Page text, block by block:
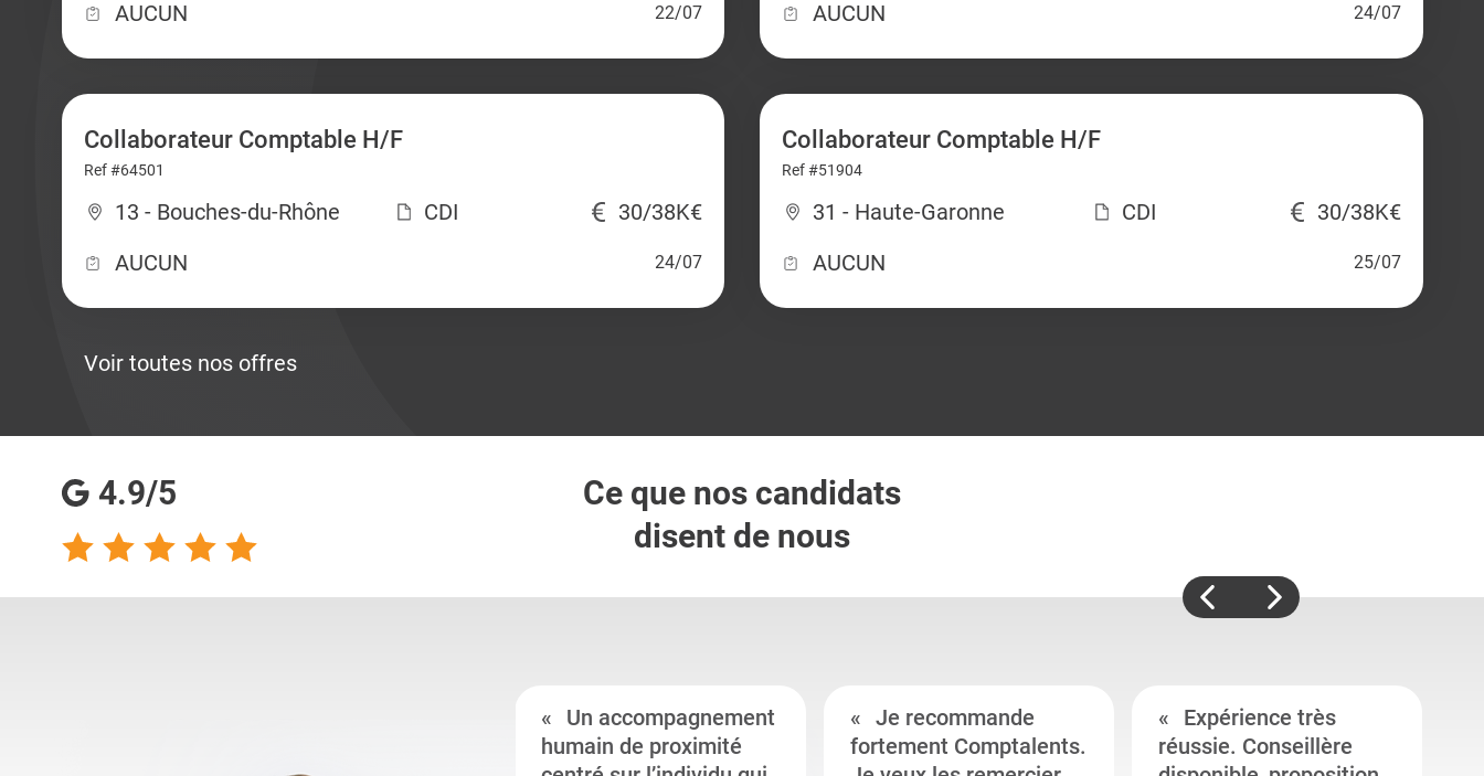
AUCUN
22/07
AUCUN
24/07
Collaborateur Comptable H/F
Ref #64501
13 - Bouches-du-Rhône CDI
30/38K€
AUCUN
24/07
Collaborateur Comptable H/F
Ref #51904
31 - Haute-Garonne CDI
30/38K€
AUCUN
25/07
Voir toutes nos offres
4.9/5
Ce que nos candidats
disent de nous
Un accompagnement
humain de proximité
Je recommande
fortement Comptalents.
Expérience très
réussie. Conseillère